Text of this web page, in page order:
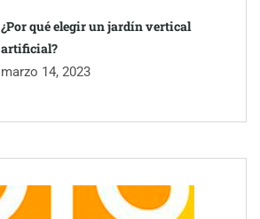
¿Por qué elegir un jardín vertical
artificial?
marzo 14, 2023